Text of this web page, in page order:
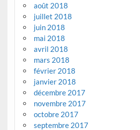
août 2018
juillet 2018
juin 2018
mai 2018
avril 2018
mars 2018
février 2018
janvier 2018
décembre 2017
novembre 2017
octobre 2017
septembre 2017